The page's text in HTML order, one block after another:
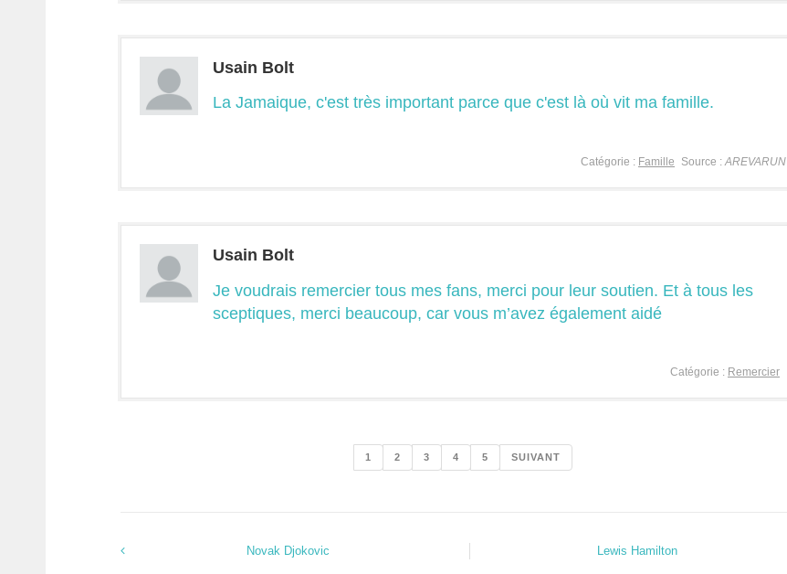
Usain Bolt
La Jamaique, c'est très important parce que c'est là où vit ma famille.
Source :AREVARUN
Catégorie : Famille
Usain Bolt
Je voudrais remercier tous mes fans, merci pour leur soutien. Et à tous les
sceptiques, merci beaucoup, car vous m’avez également aidé
Catégorie : Remercier
1 2 3 4 5 SUIVANT
Novak Djokovic Lewis Hamilton